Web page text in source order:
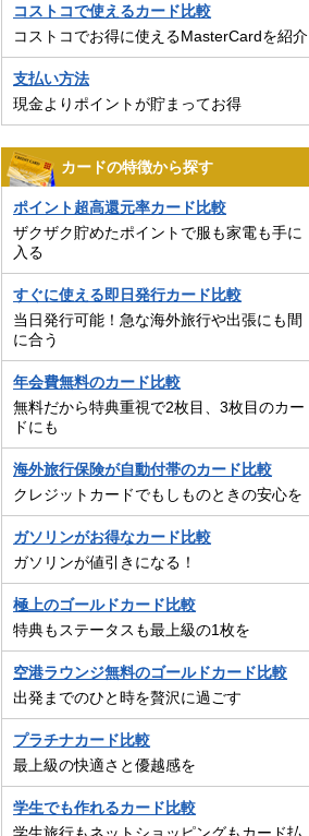
コストコで使えるカード比較
コストコでお得に使えるMasterCardを紹介
支払い方法
現金よりポイントが貯まってお得
カードの特徴から探す
ポイント超高還元率カード比較
ザクザク貯めたポイントで服も家電も手に
入る
すぐに使える即日発行カード比較
当日発行可能！急な海外旅行や出張にも間
に合う
年会費無料のカード比較
無料だから特典重視で2枚目、3枚目のカー
ドにも
海外旅行保険が自動付帯のカード比較
クレジットカードでもしものときの安心を
ガソリンがお得なカード比較
ガソリンが値引きになる！
極上のゴールドカード比較
特典もステータスも最上級の1枚を
空港ラウンジ無料のゴールドカード比較
出発までのひと時を贅沢に過ごす
プラチナカード比較
最上級の快適さと優越感を
学生でも作れるカード比較